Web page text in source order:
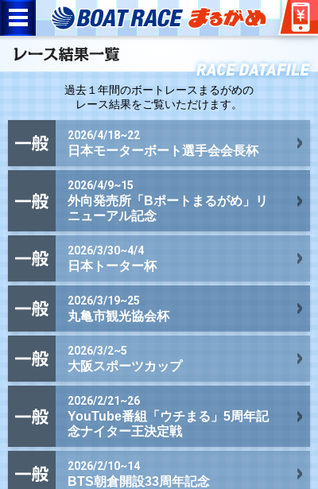
過去１年間のボートレースまるがめの
レース結果をご覧いただけます。
2026/4/18~22
日本モーターボート選手会会長杯
2026/4/9~15
外向発売所「Bポートまるがめ」リ
ニューアル記念
2026/3/30~4/4
日本トーター杯
2026/3/19~25
丸亀市観光協会杯
2026/3/2~5
大阪スポーツカップ
2026/2/21~26
YouTube番組「ウチまる」5周年記
念ナイター王決定戦
2026/2/10~14
BTS朝倉開設33周年記念